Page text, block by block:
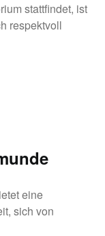
stattfindet, ist
respektvoll
eine
sich von